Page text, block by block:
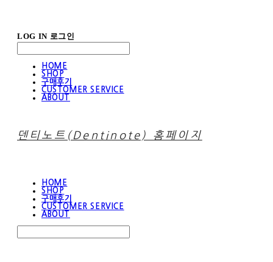
LOG IN 로그인
HOME
SHOP
구매후기
CUSTOMER SERVICE
ABOUT
덴티노트(Dentinote) 홈페이지
HOME
SHOP
구매후기
CUSTOMER SERVICE
ABOUT